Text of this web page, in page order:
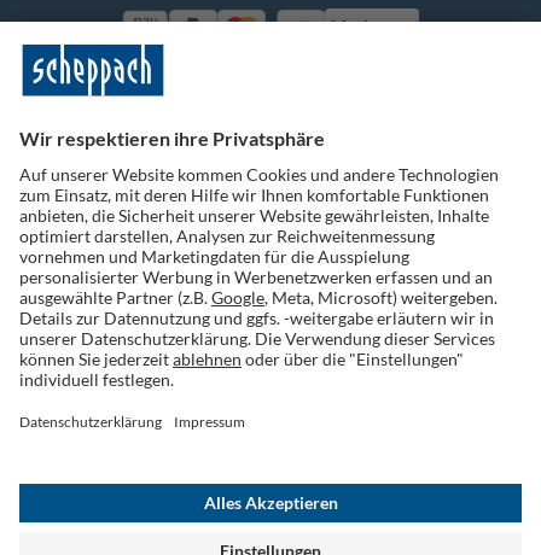
Vorkasse
Folge uns auf Social Media
Widerruf einreichen